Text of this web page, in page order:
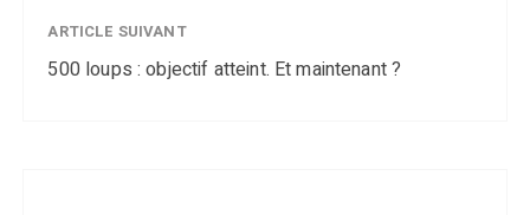
ARTICLE SUIVANT
500 loups : objectif atteint. Et maintenant ?